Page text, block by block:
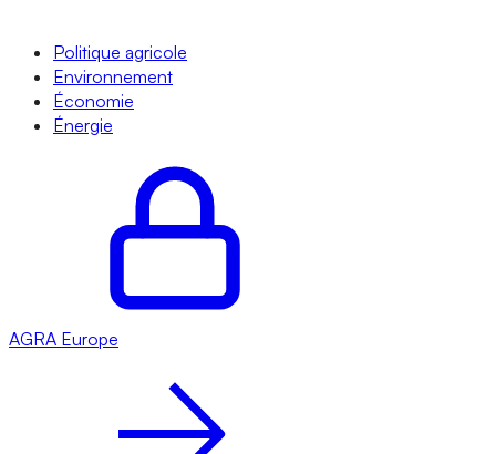
Politique agricole
Environnement
Économie
Énergie
AGRA Europe